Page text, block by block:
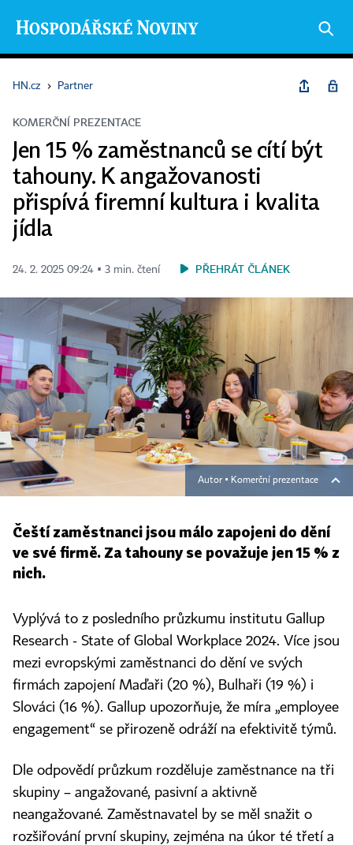
HN.cz › Partner
KOMERČNÍ PREZENTACE
Jen 15 % zaměstnanců se cítí být
tahouny. K angažovanosti
přispívá firemní kultura i kvalita
jídla
24. 2. 2025 09:24 ▪ 3 min. čtení PŘEHRÁT ČLÁNEK
Autor ▪ Komerční prezentace
Čeští zaměstnanci jsou málo zapojeni do dění
ve své firmě. Za tahouny se považuje jen 15 % z
nich.
Vyplývá to z posledního průzkumu institutu Gallup
Research - State of Global Workplace 2024. Více jsou
mezi evropskými zaměstnanci do dění ve svých
firmách zapojení Maďaři (20 %), Bulhaři (19 %) i
Slováci (16 %). Gallup upozorňuje, že míra „employee
engagement“ se přirozeně odráží na efektivitě týmů.
Dle odpovědí průzkum rozděluje zaměstnance na tři
skupiny – angažované, pasivní a aktivně
neangažované. Zaměstnavatel by se měl snažit o
rozšiřování první skupiny, zejména na úkor té třetí a